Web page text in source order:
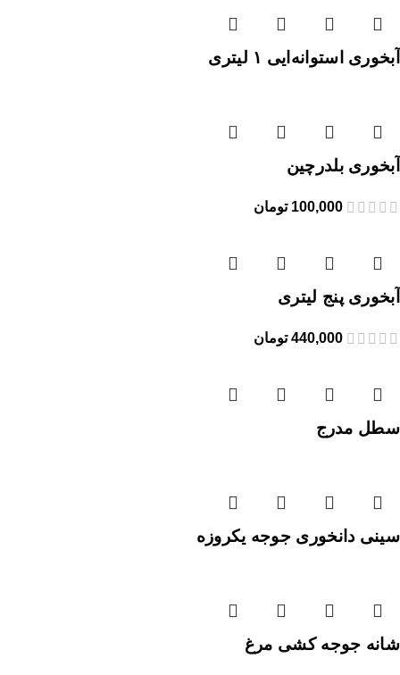
آبخوری استوانه‌ایی ۱ لیتری
آبخوری بلدرچین
100,000 تومان
آبخوری پنج لیتری
440,000 تومان
سطل مدرج
سینی دانخوری جوجه یکروزه
شانه جوجه کشی مرغ